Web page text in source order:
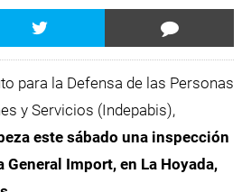
para la Defensa de las Personas
y Servicios (Indepabis),
este sábado una inspección
Import, en La Hoyada,